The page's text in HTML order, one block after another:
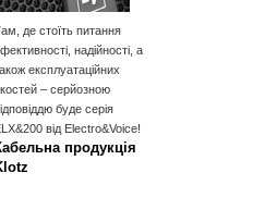
де стоїть питання
надійності, а
експлуатаційних
– серйозною
буде серія
від Electro&Voice!
продукція